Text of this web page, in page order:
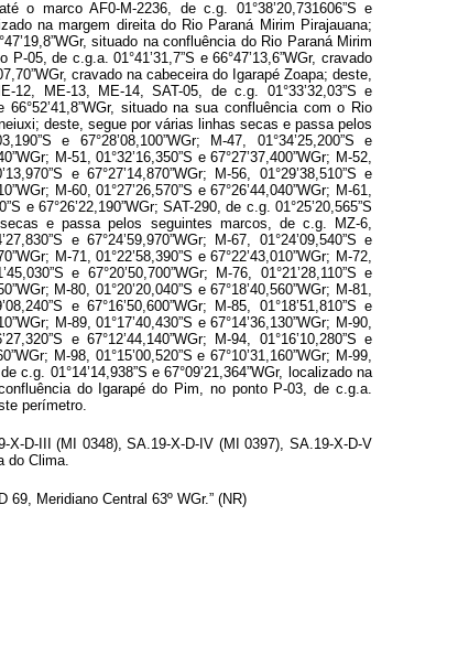
o marco AF0-M-2236, de c.g. 01°38’20,731606”S e
na margem direita do Rio Paraná Mirim Pirajauana;
situado na confluência do Rio Paraná Mirim
de c.g.a. 01°41’31,7”S e 66°47’13,6”WGr, cravado
cravado na cabeceira do Igarapé Zoapa; deste,
ME-13, ME-14, SAT-05, de c.g. 01°33’32,03”S e
situado na sua confluência com o Rio
deste, segue por várias linhas secas e passa pelos
e 67°28’08,100”WGr; M-47, 01°34’25,200”S e
M-51, 01°32’16,350”S e 67°27’37,400”WGr; M-52,
e 67°27’14,870”WGr; M-56, 01°29’38,510”S e
M-60, 01°27’26,570”S e 67°26’44,040”WGr; M-61,
e 67°26’22,190”WGr; SAT-290, de c.g. 01°25’20,565”S
e passa pelos seguintes marcos, de c.g. MZ-6,
e 67°24’59,970”WGr; M-67, 01°24’09,540”S e
M-71, 01°22’58,390”S e 67°22’43,010”WGr; M-72,
e 67°20’50,700”WGr; M-76, 01°21’28,110”S e
M-80, 01°20’20,040”S e 67°18’40,560”WGr; M-81,
e 67°16’50,600”WGr; M-85, 01°18’51,810”S e
M-89, 01°17’40,430”S e 67°14’36,130”WGr; M-90,
e 67°12’44,140”WGr; M-94, 01°16’10,280”S e
M-98, 01°15’00,520”S e 67°10’31,160”WGr; M-99,
c.g. 01°14’14,938”S e 67°09’21,364”WGr, localizado na
do Igarapé do Pim, no ponto P-03, de c.g.a.
perímetro.
D-III (MI 0348), SA.19-X-D-IV (MI 0397), SA.19-X-D-V
do Clima.
69, Meridiano Central 63º WGr.” (NR)